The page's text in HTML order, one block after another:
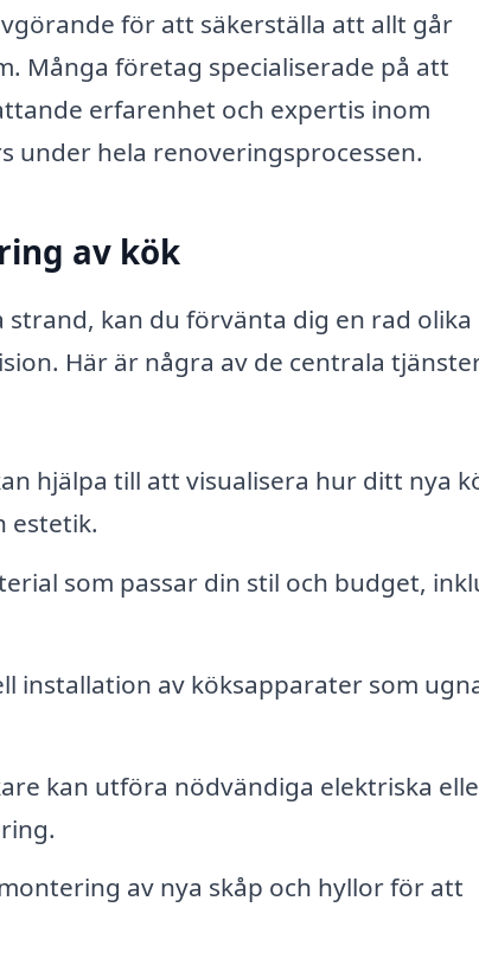
för att säkerställa att allt går
Många företag specialiserade på att
erfarenhet och expertis inom
under hela renoveringsprocessen.
av kök
kan du förvänta dig en rad olika
Här är några av de centrala
hjälpa till att visualisera hur ditt nya
estetik.
som passar din stil och budget,
installation av köksapparater som
kan utföra nödvändiga elektriska
av nya skåp och hyllor för att